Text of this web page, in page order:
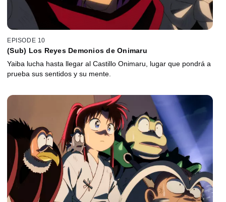
EPISODE 10
(Sub) Los Reyes Demonios de Onimaru
Yaiba lucha hasta llegar al Castillo Onimaru, lugar que pondrá a
prueba sus sentidos y su mente.